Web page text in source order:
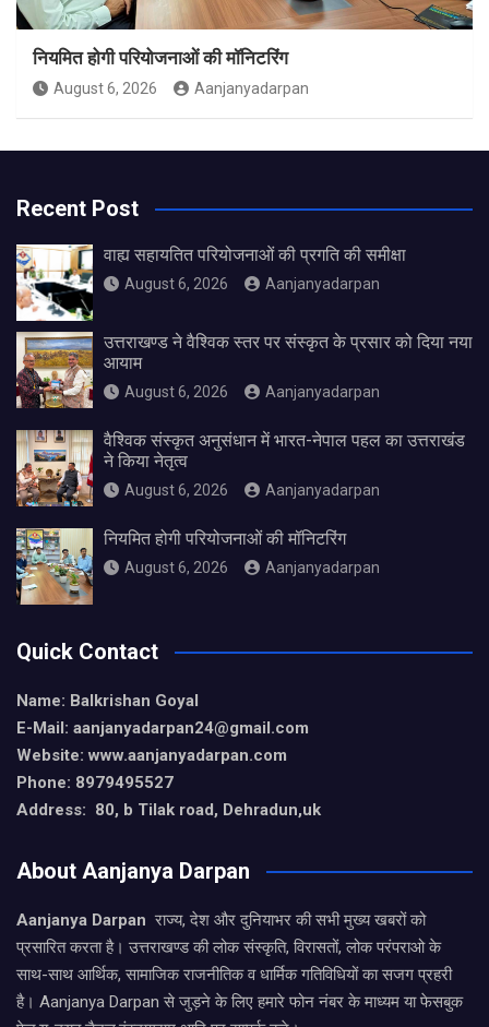
नियमित होगी परियोजनाओं की मॉनिटरिंग
August 6, 2026 Aanjanyadarpan
Recent Post
वाह्य सहायतित परियोजनाओं की प्रगति की समीक्षा
August 6, 2026 Aanjanyadarpan
उत्तराखण्ड ने वैश्विक स्तर पर संस्कृत के प्रसार को दिया नया
आयाम
August 6, 2026 Aanjanyadarpan
वैश्विक संस्कृत अनुसंधान में भारत-नेपाल पहल का उत्तराखंड
ने किया नेतृत्व
August 6, 2026 Aanjanyadarpan
नियमित होगी परियोजनाओं की मॉनिटरिंग
August 6, 2026 Aanjanyadarpan
Quick Contact
Name: Balkrishan Goyal
E-Mail: aanjanyadarpan24@gmail.com
Website: www.aanjanyadarpan.com
Phone: 8979495527
Address: 80, b Tilak road, Dehradun,uk
About Aanjanya Darpan
Aanjanya Darpan राज्य, देश और दुनियाभर की सभी मुख्य खबरों को
प्रसारित करता है। उत्तराखण्ड की लोक संस्कृति, विरासतों, लोक परंपराओ के
साथ-साथ आर्थिक, सामाजिक राजनीतिक व धार्मिक गतिविधियों का सजग प्रहरी
है। Aanjanya Darpan से जुड़ने के लिए हमारे फोन नंबर के माध्यम या फेसबुक